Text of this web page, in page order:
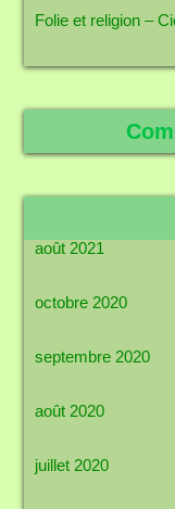
Folie et religion –
août 2021
octobre 2020
septembre 2020
août 2020
juillet 2020